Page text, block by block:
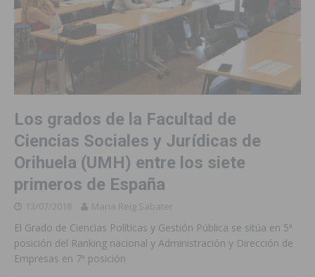
Los grados de la Facultad de
Ciencias Sociales y Jurídicas de
Orihuela (UMH) entre los siete
primeros de España
13/07/2018 Maria Reig Sabater
El Grado de Ciencias Políticas y Gestión Pública se sitúa en 5ª
posición del Ranking nacional y Administración y Dirección de
Empresas en 7ª posición